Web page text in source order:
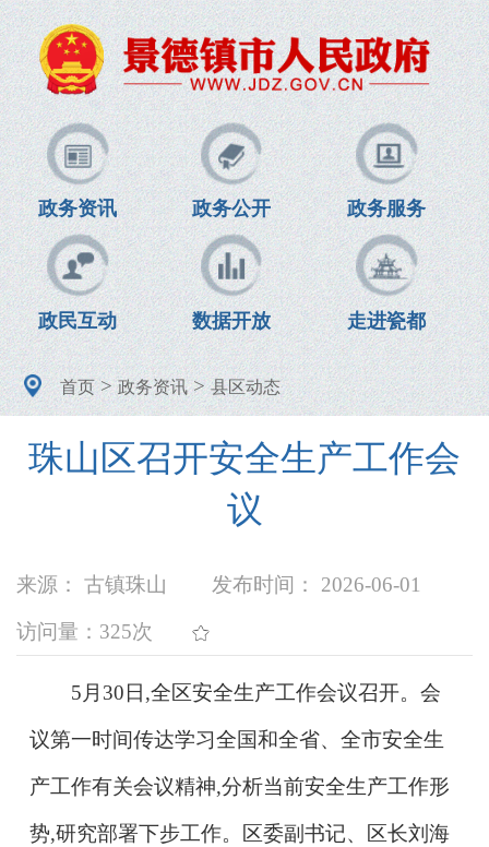
政务资讯 政务公开 政务服务
政民互动 数据开放 走进瓷都
首页>政务资讯>县区动态
珠山区召开安全生产工作会
议
来源： 古镇珠山 发布时间： 2026-06-01
访问量： 325次
5月 30 日,全区安全生产工作会议召开。会
议第一时间传达学习全国和全省、全市安全生
产工作有关会议精神,分析当前安全生产工作形
势,研究部署下步工作。区委副书记、区长刘海